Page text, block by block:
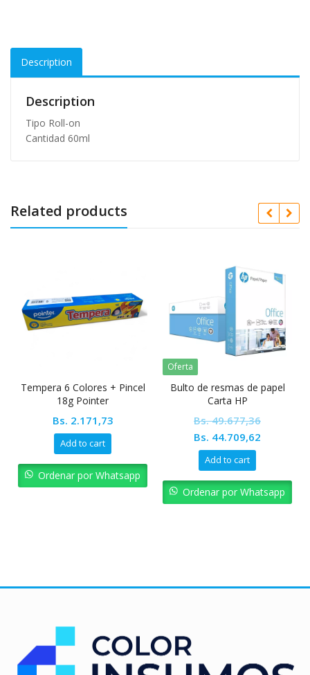
Description
Description
Tipo Roll-on
Cantidad 60ml
Related products
Tempera 6 Colores + Pincel
18g Pointer
Bs. 2.171,73
Add to cart
Ordenar por Whatsapp
Oferta
Bulto de resmas de papel
Carta HP
Bs.49.677,36
Original
price
was:
Bs. 49.677,36.
Bs. 44.709,62
Bs.
Add to cart
Ordenar por Whatsapp